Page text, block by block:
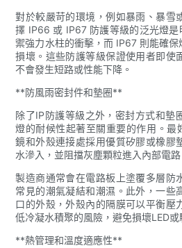
對於較嚴苛的環境，例如暴雨、暴雪
擇 IP66 或 IP67 防護等級的泛光燈
禦強力水柱的衝擊，而 IP67 則能確
損壞。這些防護等級保證使用者即使
不會發生短路或性能下降。
**防風雨密封件和墊圈**
除了IP防護等級之外，密封方式和墊
燈的耐候性起著至關重要的作用。最
鏡和外殼連接處採用優質矽膠或橡膠
水滲入，並阻擋灰塵顆粒進入內部電路
製造商通常會在電路板上塗覆多層防
常見的潮氣凝結和潮濕。此外，一些
口的外殼，外殼內的隔膜可以平衡壓
低冷凝水積聚的風險，避免損壞LED或
**熱管理和溫度適應性**